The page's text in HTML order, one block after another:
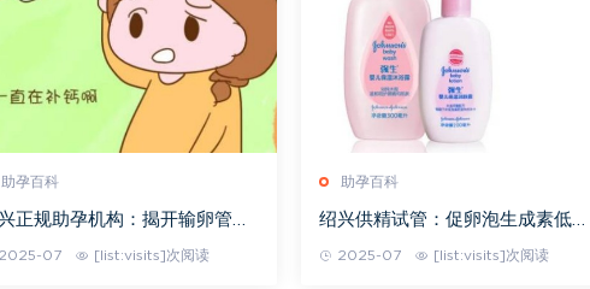
助孕百科
正规助孕机构：揭开输卵管造
对身体伤害的神秘面纱，这些反
2025-07 [list:visits]次阅读
助孕百科
绍兴供精试管：促卵泡生成素低的
表现有哪些？通过这些可以进行一
2025-07 [list:visits]次阅读